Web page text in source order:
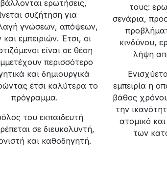
ερωτήσεις,
συζήτηση για
γνώσεων, απόψεων,
και εμπειριών. Έτσι, οι
είναι σε θέση
περισσότερο
και δημιουργικά
έτσι καλύτερα το
πρόγραμμα.
του εκπαιδευτή
σε διευκολυντή,
και καθοδηγητή.
τους:
σενάρια,
κινδύνου,
λήψη
εμπειρία η
βάθος
την
ατομικό
των